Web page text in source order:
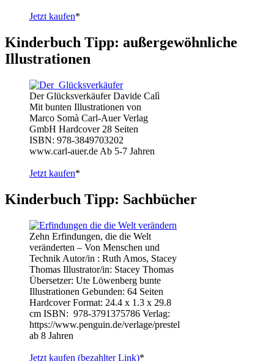
Jetzt kaufen*
Kinderbuch Tipp: außergewöhnliche
Illustrationen
Der Glücksverkäufer Davide Calì
Mit bunten Illustrationen von
Marco Somà Carl-Auer Verlag
GmbH Hardcover 28 Seiten
ISBN: 978-3849703202
www.carl-auer.de Ab 5-7 Jahren
Jetzt kaufen*
Kinderbuch Tipp: Sachbücher
Zehn Erfindungen, die die Welt
veränderten – Von Menschen und
Technik Autor/in : Ruth Amos, Stacey
Thomas Illustrator/in: Stacey Thomas
Übersetzer: Ute Löwenberg bunte
Illustrationen Gebunden: 64 Seiten
Hardcover Format: 24.4 x 1.3 x 29.8
cm ISBN: ‎ 978-3791375786 Verlag:
https://www.penguin.de/verlage/prestel
ab 8 Jahren
Jetzt kaufen (bezahlter Link)*